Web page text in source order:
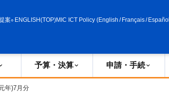
案 ENGLISH(TOP)MIC ICT Policy (English / Français/ Español
予算・決算 申請・手続
年)7月分